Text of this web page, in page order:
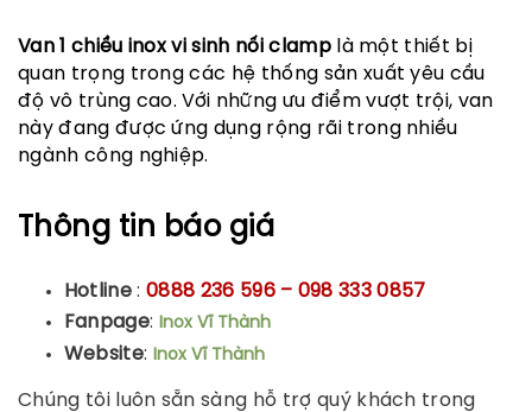
Van 1 chiều inox vi sinh nối clamplà một thiết bị
quan trọng trong các hệ thống sản xuất yêu cầu
độ vô trùng cao. Với những ưu điểm vượt trội, van
này đang được ứng dụng rộng rãi trong nhiều
ngành công nghiệp.
Thông tin báo giá
Hotline: 0888 236 596 – 098 333 0857
Fanpage: Inox Vĩ Thành
Website: Inox Vĩ Thành
Chúng tôi luôn sẵn sàng hỗ trợ quý khách trong